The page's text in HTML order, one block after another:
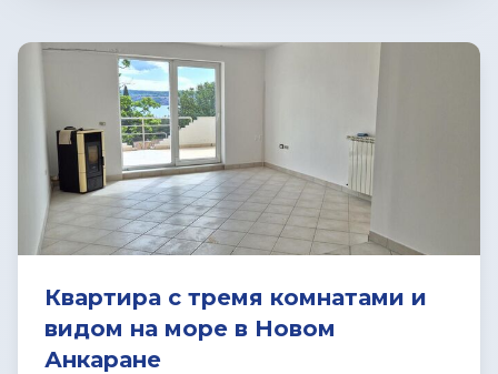
Дома на Бледе
Земельные участки под строительство
Земельные участки в Бледе
Дома у моря
Квартиры у моря
Предложения
Квартира с тремя комнатами и
видом на море в Новом
Анкаране